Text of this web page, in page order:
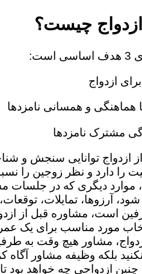
چیست؟
ازدواج توانایی سنجش و
را دارد و نظر زوجین را
موارد دیگری که در جلسات
آرزوها، تمایلات،
است، مشاوره قبل از
مورد مناسب برای یک
مشاور هیچ وقت به
نکنید بلکه وظیفه مشاور آگاه
ازدواجی چه خواهد بود